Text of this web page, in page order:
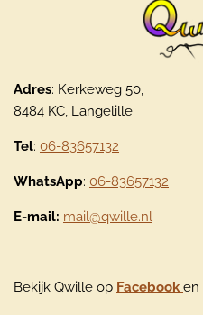
Adres: Kerkeweg 50,
8484 KC, Langelille
Tel: 06-83657132
WhatsApp: 06-83657132
E-mail: mail@qwille.nl
Bekijk Qwille op Facebook en